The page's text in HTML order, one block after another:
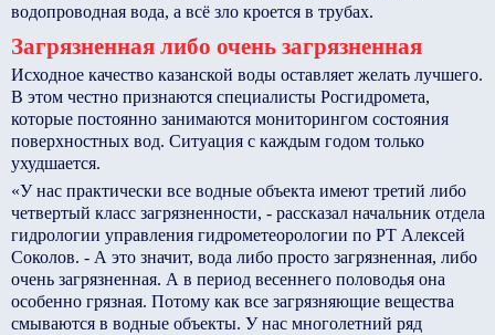
водопроводная вода, а всё зло кроется в трубах.
Загрязненная либо очень загрязненная
Исходное качество казанской воды оставляет желать лучшего.
В этом честно признаются специалисты Росгидромета,
которые постоянно занимаются мониторингом состояния
поверхностных вод. Ситуация с каждым годом только
ухудшается.
«У нас практически все водные объекта имеют третий либо
четвертый класс загрязненности, - рассказал начальник отдела
гидрологии управления гидрометеорологии по РТ Алексей
Соколов. - А это значит, вода либо просто загрязненная, либо
очень загрязненная. А в период весеннего половодья она
особенно грязная. Потому как все загрязняющие вещества
смываются в водные объекты. У нас многолетний ряд